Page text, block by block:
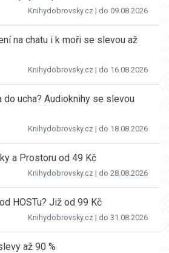
Knihydobrovsky.cz | do 09.08.2026
na chatu i k moři se slevou až
Knihydobrovsky.cz | do 16.08.2026
do ucha? Audioknihy se slevou
Knihydobrovsky.cz | do 18.08.2026
a Prostoru od 49 Kč
Knihydobrovsky.cz | do 28.08.2026
HOSTu? Již od 99 Kč
Knihydobrovsky.cz | do 31.08.2026
až 90 %